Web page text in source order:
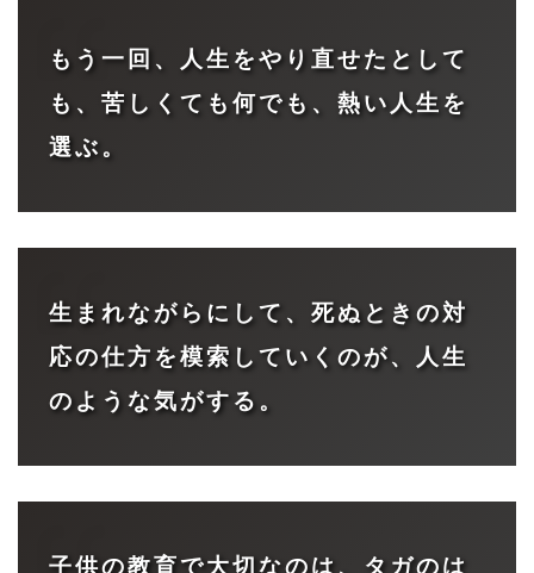
もう一回、人生をやり直せたとして
も、苦しくても何でも、熱い人生を
選ぶ。
生まれながらにして、死ぬときの対
応の仕方を模索していくのが、人生
のような気がする。
子供の教育で大切なのは、タガのは